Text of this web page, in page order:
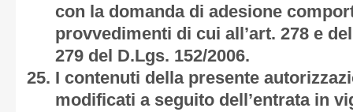
con la domanda di adesione
provvedimenti di cui all’art. 278 e
279 del D.Lgs. 152/2006.
I contenuti della presente
modificati a seguito dell’entrata in